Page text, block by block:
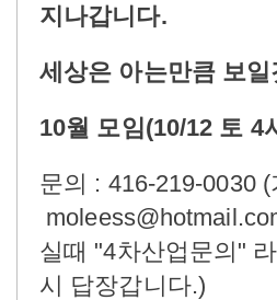
지나갑니다.
세상은 아는만큼 보
10월 모임(10/12 토 4
문의 : 416-219-0030
실때 "4차산업문의"
시 답장갑니다.)